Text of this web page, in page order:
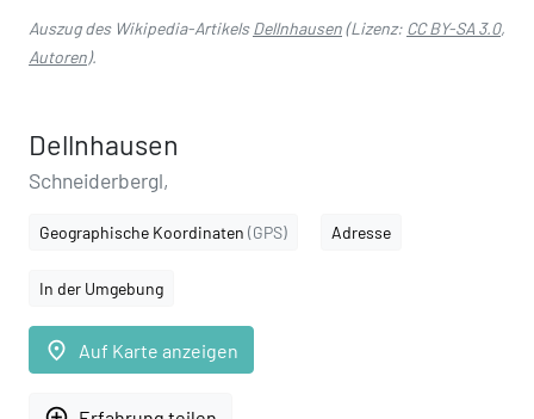
Auszug des Wikipedia-ArtikelsDellnhausen(Lizenz: CC BY-SA 3.0,
Autoren).
Dellnhausen
Schneiderbergl,
Geographische Koordinaten (GPS) Adresse
In der Umgebung
place Auf Karte anzeigen